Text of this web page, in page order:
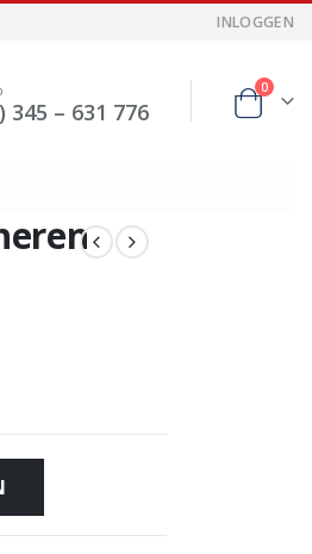
INLOGGEN
345 – 631 776
0